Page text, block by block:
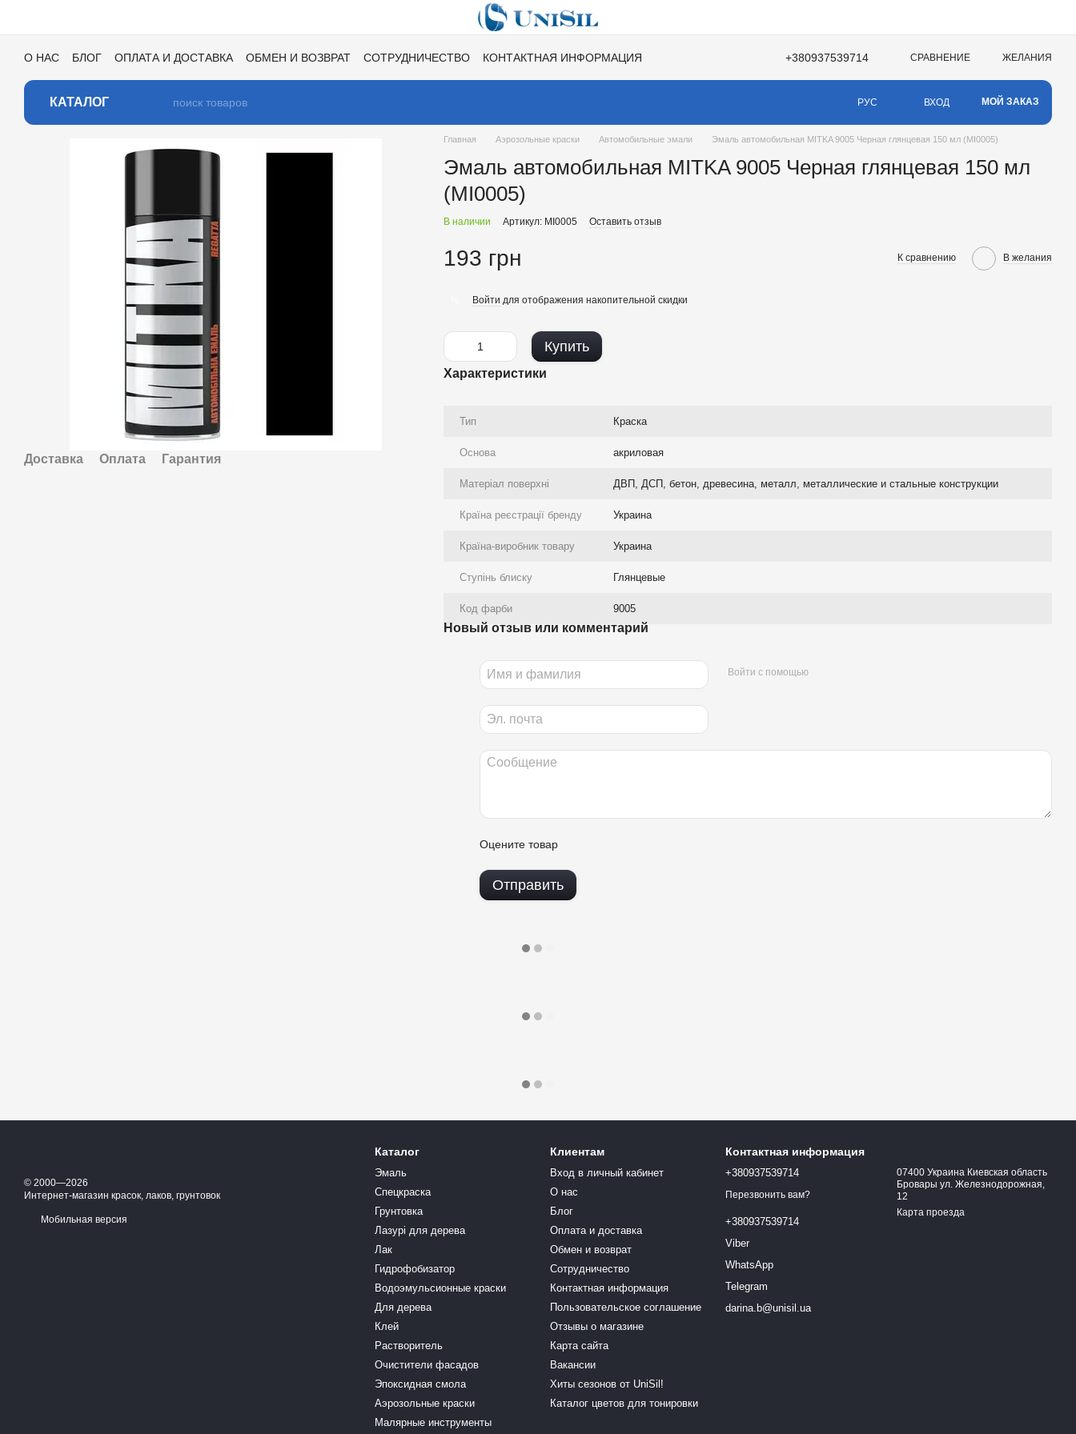
О НАС БЛОГ ОПЛАТА И ДОСТАВКА ОБМЕН И ВОЗВРАТ СОТРУДНИЧЕСТВО
КОНТАКТНАЯ ИНФОРМАЦИЯ
+380937539714 СРАВНЕНИЕ ЖЕЛАНИЯ
КАТАЛОГ РУС ВХОД МОЙ ЗАКАЗ
Доставка Оплата Гарантия
Главная Аэрозольные краски Автомобильные эмали Эмаль автомобильная MITKA 9005 Черная глянцевая 150 мл (MI0005)
Эмаль автомобильная MITKA 9005 Черная глянцевая 150 мл
(MI0005)
В наличии Артикул: MI0005 Оставить отзыв
193 грн К сравнению В желания
Войти для отображения накопительной скидки
Купить
Характеристики
Тип Краска
Основа акриловая
Матеріал поверхні ДВП, ДСП, бетон, древесина, металл, металлические и стальные конструкции
Країна реєстрації бренду Украина
Країна-виробник товару Украина
Ступінь блиску Глянцевые
Код фарби 9005
Новый отзыв или комментарий
Войти с помощью
Оцените товар
Отправить
© 2000—2026
Интернет-магазин красок, лаков, грунтовок
Мобильная версия
Каталог
Эмаль
Спецкраска
Грунтовка
Лазурі для дерева
Лак
Гидрофобизатор
Водоэмульсионные краски
Для дерева
Клей
Растворитель
Очистители фасадов
Эпоксидная смола
Аэрозольные краски
Малярные инструменты
Клиентам
Вход в личный кабинет
О нас
Блог
Оплата и доставка
Обмен и возврат
Сотрудничество
Контактная информация
Пользовательское соглашение
Отзывы о магазине
Карта сайта
Вакансии
Хиты сезонов от UniSil!
Каталог цветов для тонировки
Контактная информация
+380937539714
Перезвонить вам?
+380937539714
Viber
WhatsApp
Telegram
darina.b@unisil.ua
07400 Украина Киевская область
Бровары ул. Железнодорожная,
12
Карта проезда